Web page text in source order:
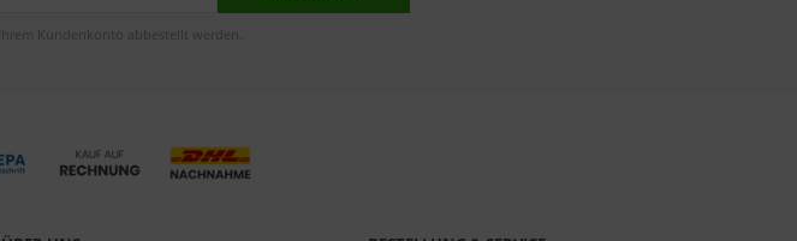
Kundenkonto abbestellt werden.